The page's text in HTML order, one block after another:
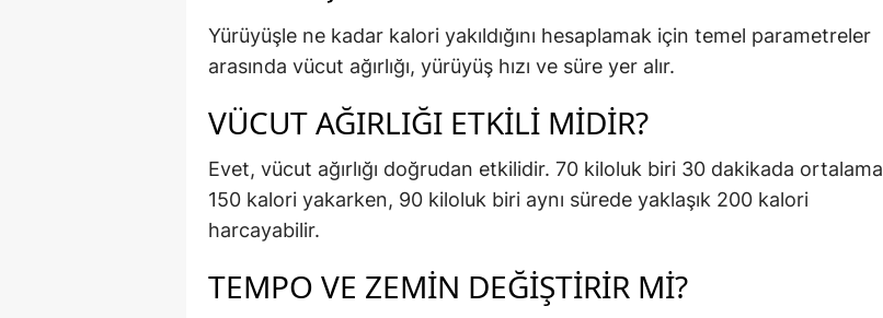
Yürüyüşle ne kadar kalori yakıldığını hesaplamak için temel parametreler
arasında vücut ağırlığı, yürüyüş hızı ve süre yer alır.
VÜCUT AĞIRLIĞI ETKILI MIDIR?
Evet, vücut ağırlığı doğrudan etkilidir. 70 kiloluk biri 30 dakikada ortalama
150 kalori yakarken, 90 kiloluk biri aynı sürede yaklaşık 200 kalori
harcayabilir.
TEMPO VE ZEMIN DEĞIŞTIRIR MI?